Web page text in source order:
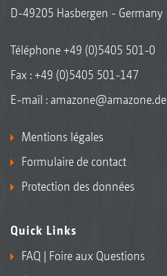
D-49205 Hasbergen - Germany
Téléphone+49 (0)5405 501-0
Fax : +49 (0)5405 501-147
E-mail : amazone@amazone.de
Mentions légales
Formulaire de contact
Protection des données
Quick Links
FAQ | Foire aux Questions